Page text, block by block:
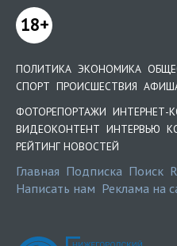
18+
ПОЛИТИКА ЭКОНОМИКА
СПОРТ ПРОИСШЕСТВИЯ
ФОТОРЕПОРТАЖИ ИНТЕРНЕТ-
ВИДЕОКОНТЕНТ ИНТЕРВЬЮ
РЕЙТИНГ НОВОСТЕЙ
Главная Подписка Поиск
Написать нам Реклама на